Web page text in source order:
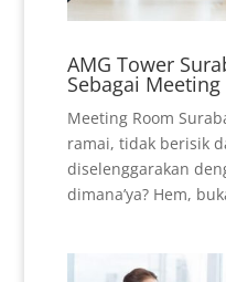
AMG Tower
Sebagai
Meeting Room
ramai, tidak berisik
diselenggarakan
dimana’ya? Hem,